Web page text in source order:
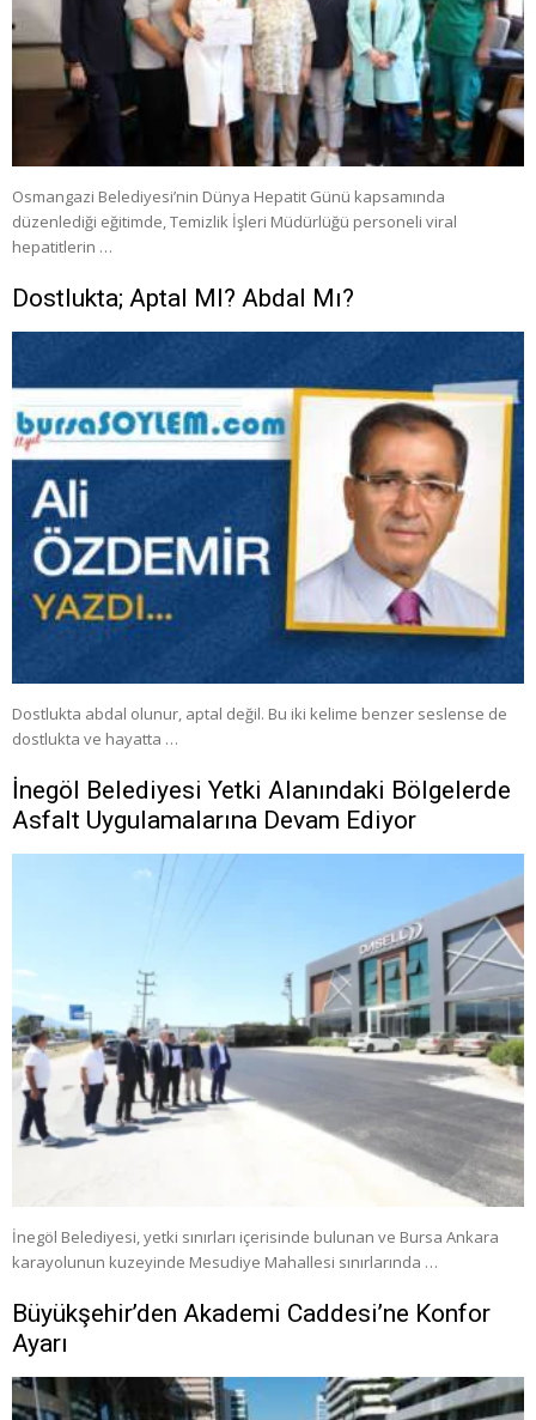
Osmangazi Belediyesi’nin Dünya Hepatit Günü kapsamında
düzenlediği eğitimde, Temizlik İşleri Müdürlüğü personeli viral
hepatitlerin …
Dostlukta; Aptal MI? Abdal Mı?
Dostlukta abdal olunur, aptal değil. Bu iki kelime benzer seslense de
dostlukta ve hayatta …
İnegöl Belediyesi Yetki Alanındaki Bölgelerde
Asfalt Uygulamalarına Devam Ediyor
İnegöl Belediyesi, yetki sınırları içerisinde bulunan ve Bursa Ankara
karayolunun kuzeyinde Mesudiye Mahallesi sınırlarında …
Büyükşehir’den Akademi Caddesi’ne Konfor
Ayarı